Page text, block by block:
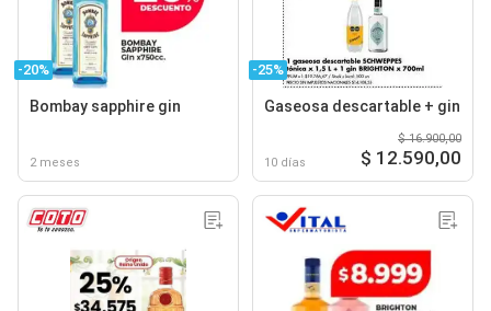
-20%
Bombay sapphire gin
2 meses
-25%
Gaseosa descartable + gin
10 días
$ 16.900,00
$ 12.590,00